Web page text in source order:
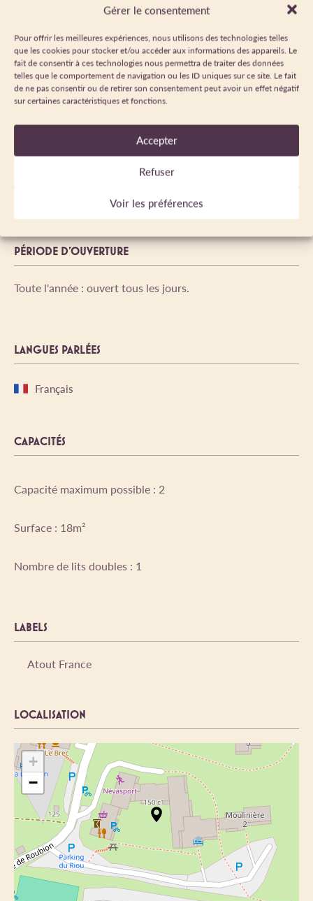
Gérer le consentement
Pour offrir les meilleures expériences, nous utilisons des technologies telles
que les cookies pour stocker et/ou accéder aux informations des appareils. Le
fait de consentir à ces technologies nous permettra de traiter des données
telles que le comportement de navigation ou les ID uniques sur ce site. Le fait
de ne pas consentir ou de retirer son consentement peut avoir un effet négatif
sur certaines caractéristiques et fonctions.
Accepter
Refuser
Voir les préférences
Chèque-Vacances
Virement
Paypal
Chèque-Vacances
Connect
Vacances de printemps et de la Toussaint au tarif Basse
Saison!
PÉRIODE D'OUVERTURE
Toute l'année : ouvert tous les jours.
LANGUES PARLÉES
Français
CAPACITÉS
Capacité maximum possible : 2
Surface : 18m²
Nombre de lits doubles : 1
LABELS
Atout France
LOCALISATION
+
−